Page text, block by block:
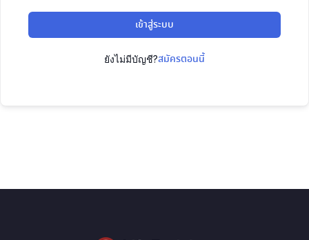
เข้าสู่ระบบ
ยังไม่มีบัญชี?สมัครตอนนี้